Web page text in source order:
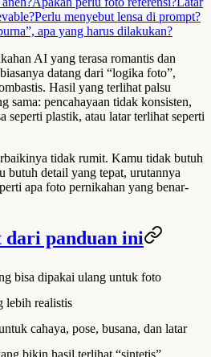
Perlu menyebut lensa di prompt?
apa yang harus dilakukan?
AI yang terasa romantis dan
datang dari “logika foto”,
Hasil yang terlihat palsu
sama: pencahayaan tidak konsisten,
seperti plastik, atau latar terlihat seperti
tidak rumit. Kamu tidak butuh
butuh detail yang tepat, urutannya
apa foto pernikahan yang benar-
dari panduan ini
bisa dipakai ulang untuk foto
lebih realistis
cahaya, pose, busana, dan latar